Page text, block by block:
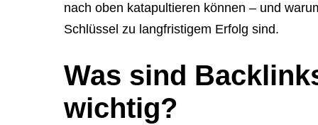
nach oben katapultieren können – und
Schlüssel zu langfristigem Erfolg sind.
Was sind
wichtig?